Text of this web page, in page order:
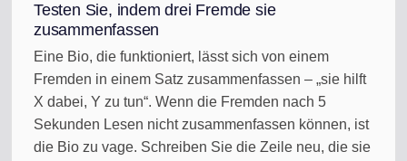
Testen Sie, indem drei Fremde sie
zusammenfassen
Eine Bio, die funktioniert, lässt sich von einem
Fremden in einem Satz zusammenfassen – „sie hilft
X dabei, Y zu tun“. Wenn die Fremden nach 5
Sekunden Lesen nicht zusammenfassen können, ist
die Bio zu vage. Schreiben Sie die Zeile neu, die sie